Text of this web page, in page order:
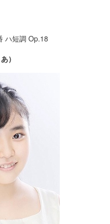
ハ短調 Op.18
）